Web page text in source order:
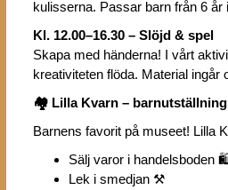
kulisserna. Passar barn från 6
Kl. 12.00–16.30 – Slöjd & spel
Skapa med händerna! I vårt
kreativiteten flöda. Material
🏘️Lilla Kvarn – barnutställning
Barnens favorit på museet! Lilla
Sälj varor i handelsboden
Lek i smedjan ⚒️